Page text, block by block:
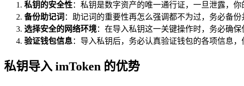
私钥的安全性：私钥是数字资产的唯一通行证，一旦泄露，
备份助记词 ：助记词的重要性再怎么强调都不为过，务必备
选择安全的网络环境：在导入私钥这一关键操作时，务必确
验证钱包信息：导入私钥后，务必认真验证钱包的各项信息
私钥导入 imToken 的优势